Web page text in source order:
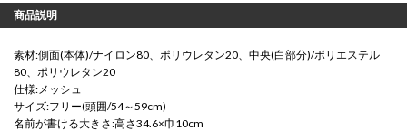
商品説明
素材:側面(本体)/ナイロン80、ポリウレタン20、中央(白部分)/ポリエステル
80、ポリウレタン20
仕様:メッシュ
サイズ:フリー(頭囲/54～59cm)
名前が書ける大きさ:高さ34.6×巾10cm